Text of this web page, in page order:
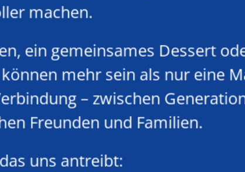
machen.
ein gemeinsames Dessert
mehr sein als nur eine
– zwischen
Freunden und Familien.
uns antreibt: